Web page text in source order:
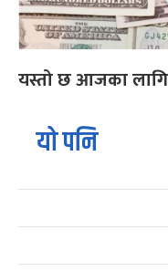
यस्तो छ आजका लागि
यो पनि